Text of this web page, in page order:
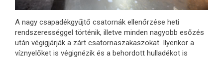
A nagy csapadékgyűjtő csatornák ellenőrzése heti
rendszerességgel történik, illetve minden nagyobb esőzés
után végigjárják a zárt csatornaszakaszokat. Ilyenkor a
víznyelőket is végignézik és a behordott hulladékot is